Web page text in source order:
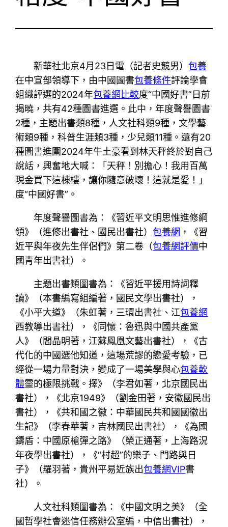
新華社北京4月23日電（記者史競男）包養
在中宣部領導下，由中國圖書包養條件評論學會
組織評選的2024年包養網比較度“中國好書”日前
揭曉，共有42種圖書進選。此中，年度聲譽圖書
2種，主題出書類8種，人文社科類9種，文學藝
術類9種，科普生涯類3種，少兒類11種。還有20
種圖書進圍2024年牛土豪看到林天秤終於對自己
說話，興奮地大喊：「天秤！別擔心！我用百萬
現金買下這棟樓，讓你隨意破壞！這就是愛！」
度“中國好書”。
年度聲譽圖書為：《習近平文明思惟進修綱
領》（進修出書社、國民出書社）包養網 ，《習
近平與年夜先生伴侶們》第二卷（包養網評價中
國青年出書社）。
主題出書類圖書為：《習近平援用詩詞釋
讀》（本書編寫組編著，國民文學出書社），
《小平大道》（朱虹著，三環出書社、江包養網
西教導出書社），《同懷：魯迅與中國共產黨
人》（閻晶明著，江蘇鳳凰文藝出書社），《古
代化的中國選他知道，這場荒謬的戀愛考驗，已
經從一場力量對決，變成了一場美學與心包養軟
體靈的極限挑戰。擇》（李君如著，北京國民出
書社），《北京1949》（劉金田著，安徽國民出
書社），《共和國之徽：中華國民共和國國徽出
生記》（李春華著，吉林國民出書社），《為國
鑄盾：中國原槍彈之路》（榮正通著，上海路況
年夜學出書社），《“村超”的樂子、門路與日
子》（羅羽著，貴州平易近族出包養網VIP書
社）。
人文社科類圖書為：《中國文明之美》（全
國哲學社會迷信任務辦公室編，中信出書社），